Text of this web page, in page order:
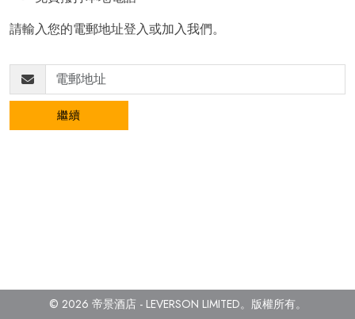
請輸入您的電郵地址登入或加入我們。
繼續
© 2026 帝景酒店 - LEVERSON LIMITED。 版權所有。